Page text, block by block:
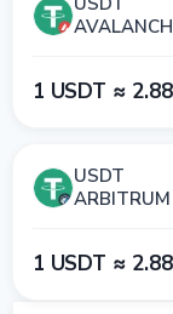
1 USDT ≈
USDT
ARBITRUM
1 USDT ≈